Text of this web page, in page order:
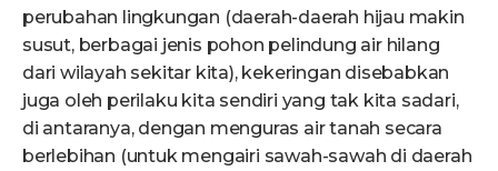
perubahan lingkungan (daerah-daerah hijau makin
susut, berbagai jenis pohon pelindung air hilang
dari wilayah sekitar kita), kekeringan disebabkan
juga oleh perilaku kita sendiri yang tak kita sadari,
di antaranya, dengan menguras air tanah secara
berlebihan (untuk mengairi sawah-sawah di daerah